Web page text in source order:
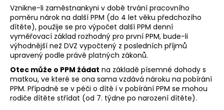
Vznikne-li zaměstnankyni v době trvání pracovního
poměru nárok na další PPM (do 4 let věku předchozího
dítěte), použije se pro výpočet další PPM denní
vyměřovací základ rozhodný pro první PPM, bude-li
výhodnější než DVZ vypočtený z posledních příjmů
upravený podle právě platných zákonů.
Otec může o PPM žádat na základě písemné dohody s
matkou, ve které se ona sama vzdává nároku na pobírání
PPM. Případně se v péči o dítě i v pobírání PPM se mohou
rodiče dítěte střídat (od 7. týdne po narození dítěte).